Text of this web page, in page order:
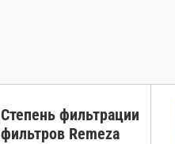
Степень фильтрации
фильтров Remeza